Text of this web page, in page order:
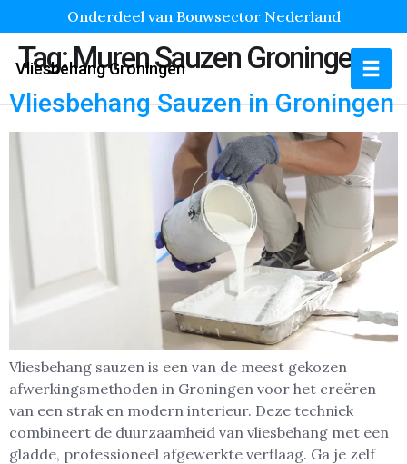
Onderdeel van Bouwsector Nederland
Vliesbehang Groningen
Tag:Muren Sauzen Groningen
Vliesbehang Sauzen in Groningen
Vliesbehang sauzen is een van de meest gekozen
afwerkingsmethoden in Groningen voor het creëren
van een strak en modern interieur. Deze techniek
combineert de duurzaamheid van vliesbehang met een
gladde, professioneel afgewerkte verflaag. Ga je zelf